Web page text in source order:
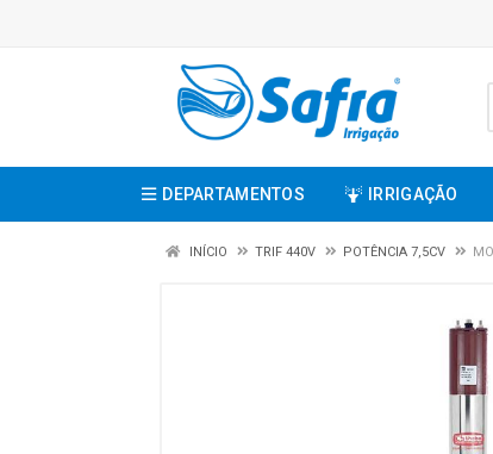
DEPARTAMENTOS IRRIGAÇÃO
INÍCIO TRIF 440V POTÊNCIA 7,5CV